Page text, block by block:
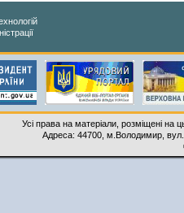
Усі права на матеріали, розміщені на
Адреса: 44700, м.Володимир,